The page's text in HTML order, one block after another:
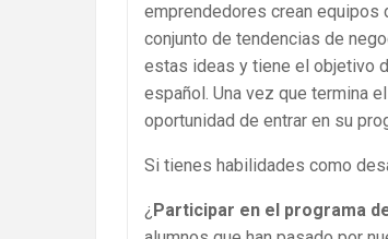
emprendedores crean equipos
conjunto de tendencias de
estas ideas y tiene el objetivo
español. Una vez que termina
oportunidad de entrar en su
Si tienes habilidades como
¿ Participar en el programa